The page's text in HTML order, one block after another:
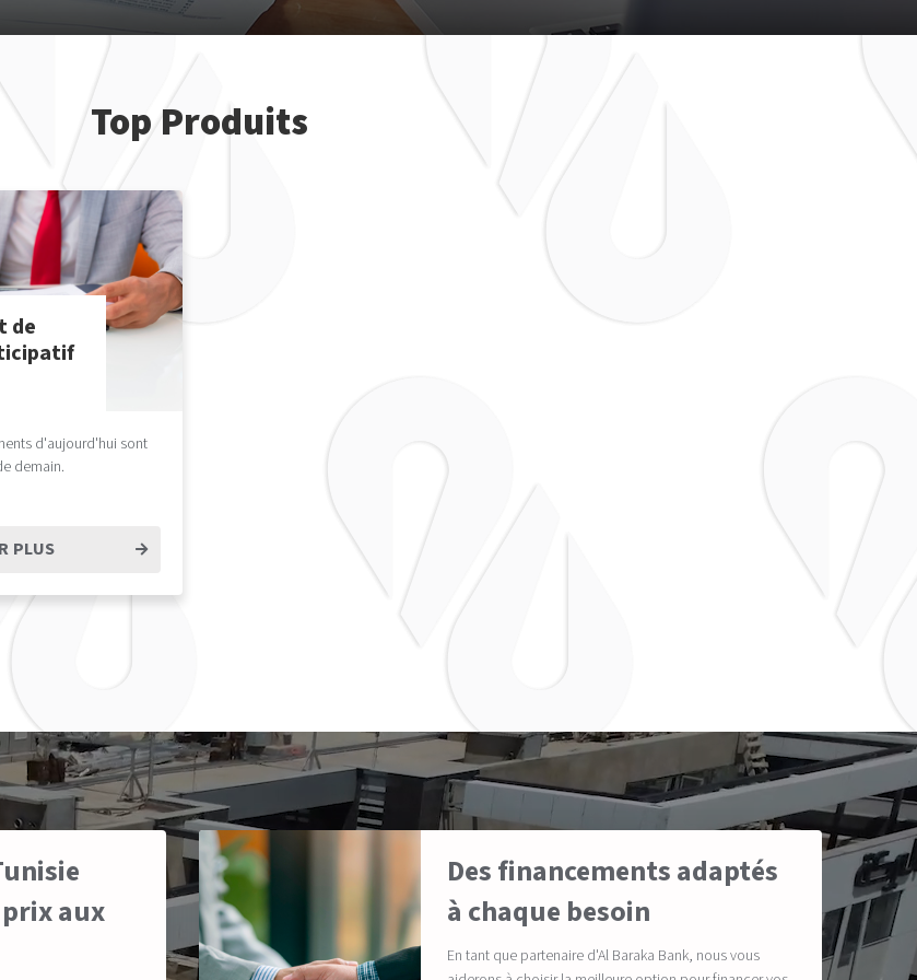
Top Produits
de
d'aujourd'hui sont
demain.
PLUS
aux
Des financements adaptés
à chaque besoin
En tant que partenaire d'Al Baraka Bank, nous vous